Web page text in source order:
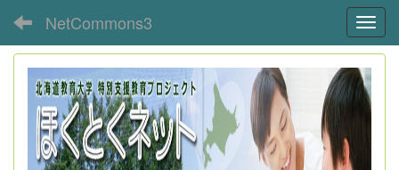
NetCommons3